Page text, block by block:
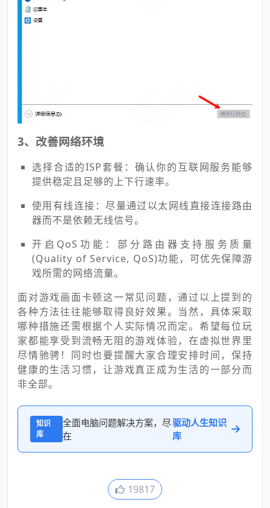
3、改善网络环境
选择合适的ISP套餐：确认你的互联网服务能够
提供稳定且足够的上下行速率。
使用有线连接：尽量通过以太网线直接连接路由
器而不是依赖无线信号。
开启QoS功能：部分路由器支持服务质量
(Quality of Service, QoS)功能，可优先保障游
戏所需的网络流量。
面对游戏画面卡顿这一常见问题，通过以上提到的
各种方法往往能够取得良好效果。当然，具体采取
哪种措施还需根据个人实际情况而定。希望每位玩
家都能享受到流畅无阻的游戏体验，在虚拟世界里
尽情驰骋！同时也要提醒大家合理安排时间，保持
健康的生活习惯，让游戏真正成为生活的一部分而
非全部。
知识
库
全面电脑问题解决方案，尽
在
驱动人生知识
库
19817